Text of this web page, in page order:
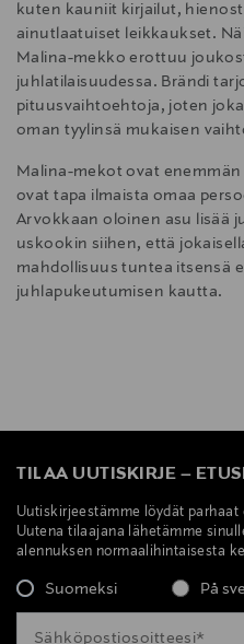
kuten kauniit kirjailut,
ainutlaatuiset leikkaukset.
Malina-mekko erottuu
juhlatilaisuudessa. Brändi
pituusvaihtoehtoja, joten
oman tyylinsä mukaisen
Malina-mekot ovat
ovat tapa ilmaista omaa
Arvokkaan oloinen asu lisää
uskookin siihen, että
mahdollisuus tuntea itsensä
juhlapukeutumisen kautta.
TILAA UUTISKIRJE –
Uutiskirjeestämme löydät
Uutena tilaajana lähetämme
alennuksen normaalihintaisesta
Suomeksi På